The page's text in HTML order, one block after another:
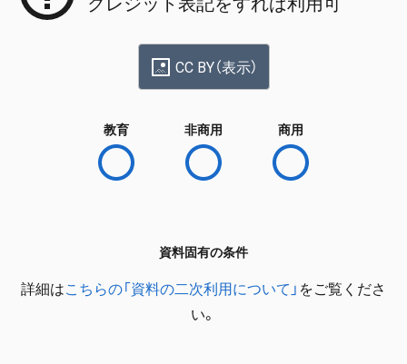
CC BY（表示）
教育 非商用 商用
資料固有の条件
詳細はこちらの「資料の二次利用について」 をご覧くださ
い。